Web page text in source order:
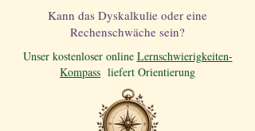
Kann das Dyskalkulie oder eine
Rechenschwäche sein?
Unser kostenloser online Lernschwierigkeiten-
Kompass liefert Orientierung